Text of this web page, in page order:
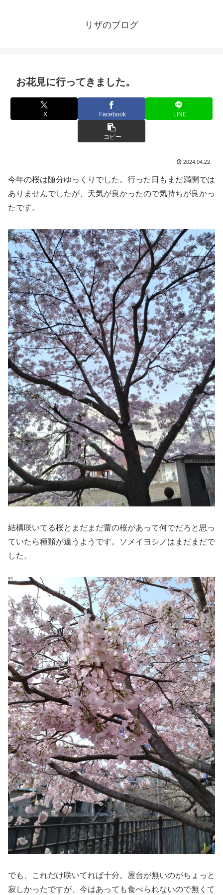
リザのブログ
お花見に行ってきました。
X Facebook LINE
コピー
2024.04.22
今年の桜は随分ゆっくりでした。行った日もまだ満開では
ありませんでしたが、天気が良かったので気持ちが良かっ
たです。
結構咲いてる桜とまだまだ蕾の桜があって何でだろと思っ
ていたら種類が違うようです。ソメイヨシノはまだまだで
した。
でも、これだけ咲いてれば十分。屋台が無いのがちょっと
寂しかったですが、今はあっても食べられないので無くて